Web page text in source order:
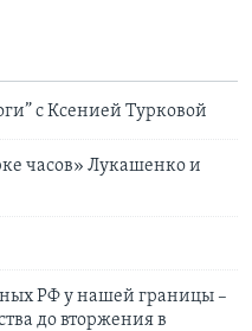
с Ксенией Турковой
часов» Лукашенко и
РФ у нашей границы –
до вторжения в